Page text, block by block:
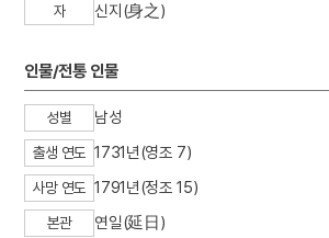
2
김문희
4 꼭두서니
5 삼
6 의민단
7 3·1운동
8 가실왕
자 신지(身之)
인물/전통 인물
성별 남성
출생 연도 1731년(영조 7)
사망 연도 1791년(정조 15)
본관 연일(延日)